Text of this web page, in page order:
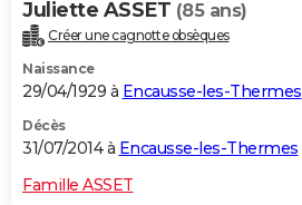
Juliette ASSET (85 ans)
Créer une cagnotte obsèques
Naissance
29/04/1929 à Encausse-les-Thermes
Décès
31/07/2014 à Encausse-les-Thermes
Famille ASSET